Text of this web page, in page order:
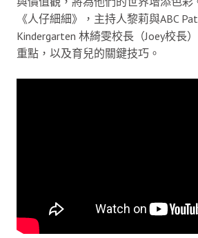
《人仔細細》，主持人黎莉與ABC
Kindergarten 林綺雯校長（Joey校長
重點，以及育兒的關鍵技巧。